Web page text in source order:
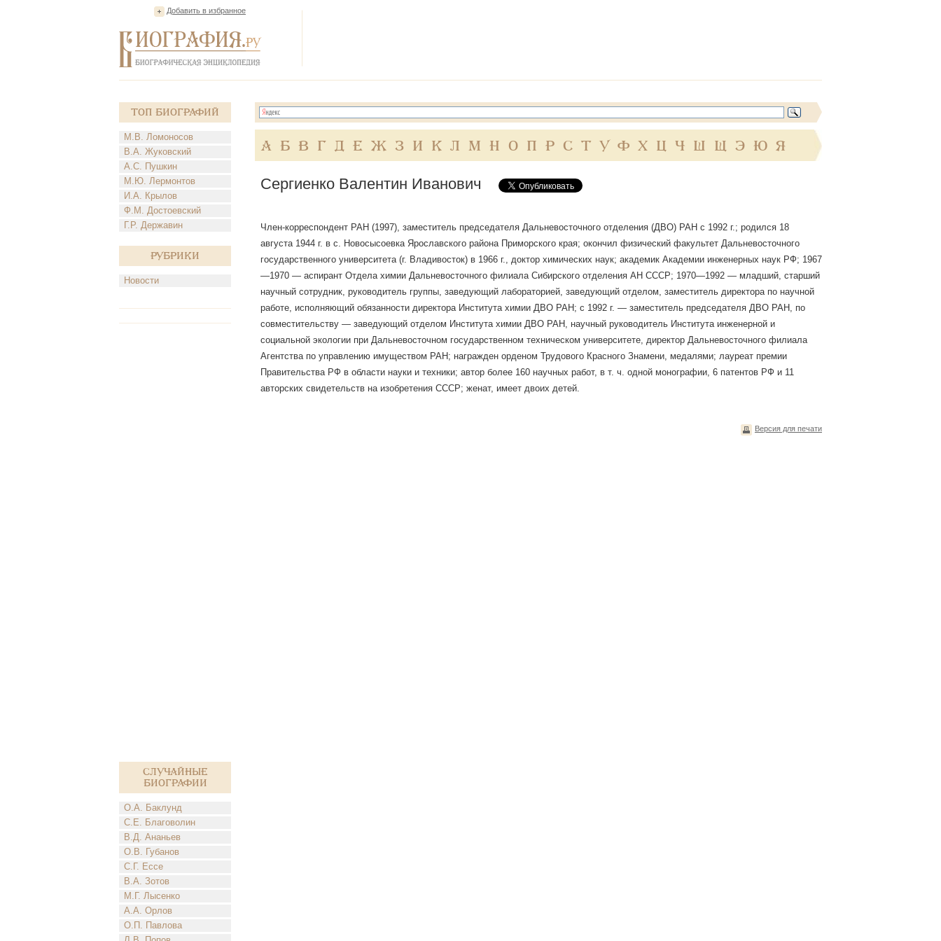
Добавить в избранное
Топ Биографий
М.В. Ломоносов
В.А. Жуковский
А.С. Пушкин
М.Ю. Лермонтов
И.А. Крылов
Ф.М. Достоевский
Г.Р. Державин
Рубрики
Новости
Случайные
биографии
О.А. Баклунд
С.Е. Благоволин
В.Д. Ананьев
О.В. Губанов
С.Г. Ессе
В.А. Зотов
М.Г. Лысенко
А.А. Орлов
О.П. Павлова
А Б В Г Д Е Ж З И К Л М Н О П Р С Т У Ф Х Ц Ч Ш Щ Э Ю Я
Сергиенко Валентин Иванович
Член-корреспондент РАН (1997), заместитель председателя Дальневосточного отделения (ДВО) РАН с 1992 г.; родился 18
августа 1944 г. в с. Новосысоевка Ярославского района Приморского края; окончил физический факультет Дальневосточного
государственного университета (г. Владивосток) в 1966 г., доктор химических наук; академик Академии инженерных наук РФ; 1967
—1970 — аспирант Отдела химии Дальневосточного филиала Сибирского отделения АН СССР; 1970—1992 — младший, старший
научный сотрудник, руководитель группы, заведующий лабораторией, заведующий отделом, заместитель директора по научной
работе, исполняющий обязанности директора Института химии ДВО РАН; с 1992 г. — заместитель председателя ДВО РАН, по
совместительству — заведующий отделом Института химии ДВО РАН, научный руководитель Института инженерной и
социальной экологии при Дальневосточном государственном техническом университете, директор Дальневосточного филиала
Агентства по управлению имуществом РАН; награжден орденом Трудового Красного Знамени, медалями; лауреат премии
Правительства РФ в области науки и техники; автор более 160 научных работ, в т. ч. одной монографии, 6 патентов РФ и 11
авторских свидетельств на изобретения СССР; женат, имеет двоих детей.
Версия для печати